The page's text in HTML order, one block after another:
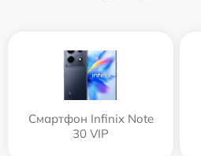
Смартфон Infinix Note
30 VIP